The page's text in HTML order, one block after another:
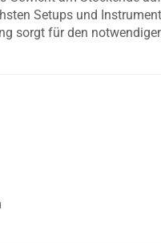
Setups und
sorgt für den